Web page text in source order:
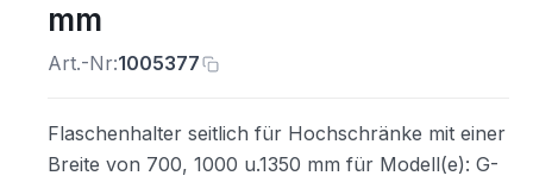
mm
Art.-Nr:1005377
Flaschenhalter seitlich für Hochschränke mit einer
Breite von 700, 1000 u.1350 mm für Modell(e): G-